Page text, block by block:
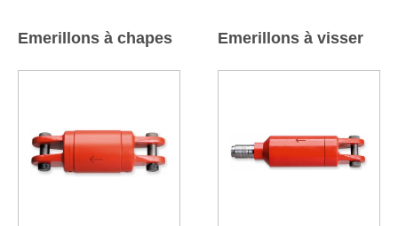
Emerillons à chapes Emerillons à visser